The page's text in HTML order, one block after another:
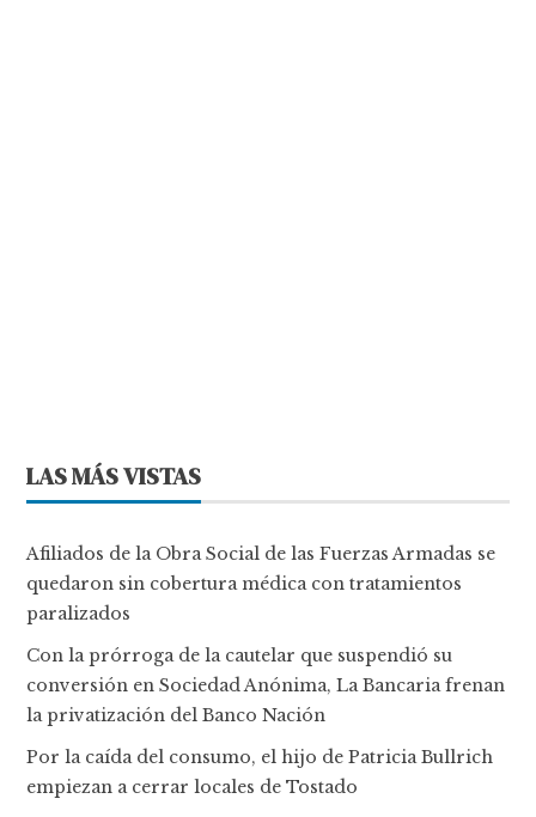
LAS MÁS VISTAS
Afiliados de la Obra Social de las Fuerzas Armadas se
quedaron sin cobertura médica con tratamientos
paralizados
Con la prórroga de la cautelar que suspendió su
conversión en Sociedad Anónima, La Bancaria frenan
la privatización del Banco Nación
Por la caída del consumo, el hijo de Patricia Bullrich
empiezan a cerrar locales de Tostado